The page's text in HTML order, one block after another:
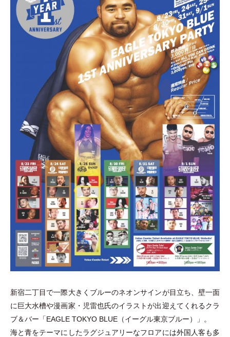
新宿二丁目で一際大きくブルーのネオンサインが目立ち、壁一面
に巨大水槽や漫画家 ・ 児雷也氏のイラストが出迎えてくれるクラ
ブ＆バー 「EAGLE TOKYO BLUE （イーグル東京ブルー） 」
。
海と青をテーマにしたラグジュアリーなフロアには外国人客も多